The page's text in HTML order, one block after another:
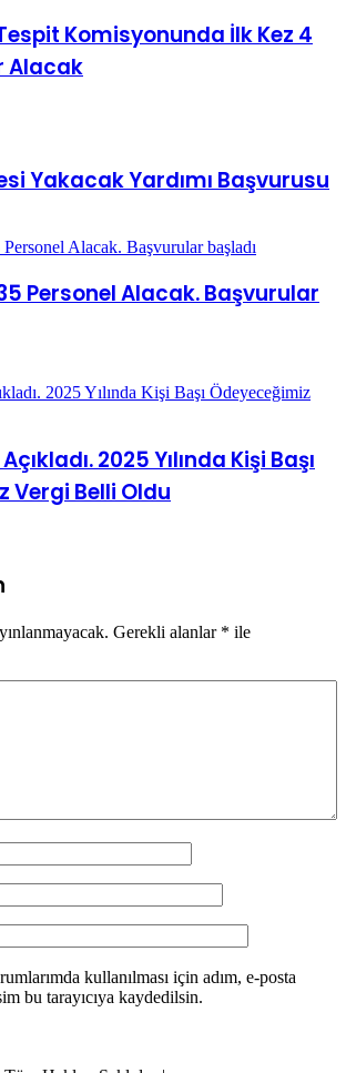
Komisyonunda İlk Kez 4
Alacak
Yakacak Yardımı Başvurusu
Personel Alacak. Başvurular
2025 Yılında Kişi Başı
Vergi Belli Oldu
Gerekli alanlar * ile
kullanılması için adım, e-posta
bu tarayıcıya kaydedilsin.